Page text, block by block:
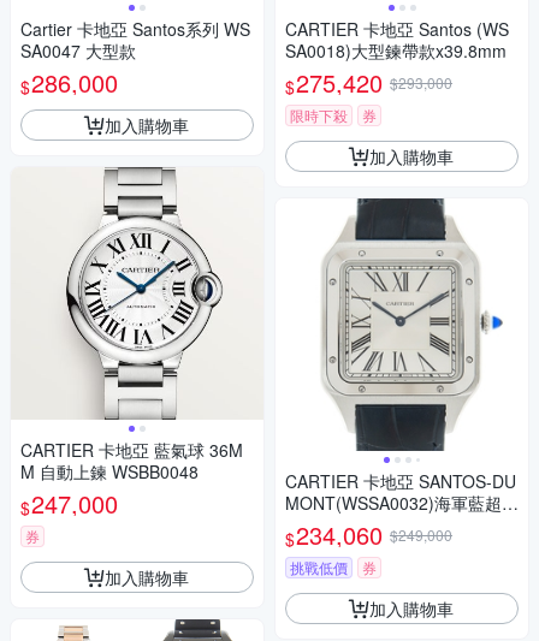
Cartier 卡地亞 Santos系列 WS
SA0047 大型款
$286,000
加入購物車
CARTIER 卡地亞 藍氣球 36M
M 自動上鍊 WSBB0048
$247,000
券
加入購物車
CARTIER 卡地亞 Santos (WS
SA0018)大型鍊帶款x39.8mm
$275,420 $293,000
限時下殺
券
加入購物車
CARTIER 卡地亞 SANTOS-DU
MONT(WSSA0032)海軍藍超大
型手動上鍊款x46.6mmx33.9m
m
$234,060 $249,000
挑戰低價
券
加入購物車